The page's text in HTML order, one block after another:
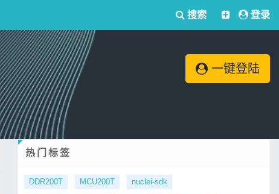
搜索 登录
一键登陆
热门标签
DDR200T MCU200T nuclei-sdk